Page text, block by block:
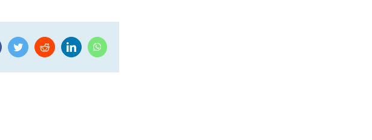
FacebookTwitterRedditLinkedInWhatsApp